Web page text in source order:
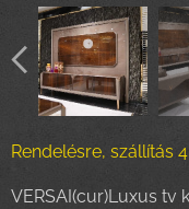
Rendelésre, szállítás
VERSAI(cur)Luxus tv